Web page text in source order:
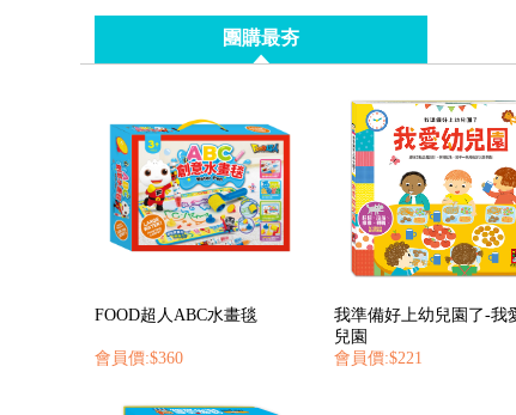
團購最夯
FOOD超人ABC水畫毯
會員價:$360
我準備好上幼兒園了-我
兒園
會員價:$221